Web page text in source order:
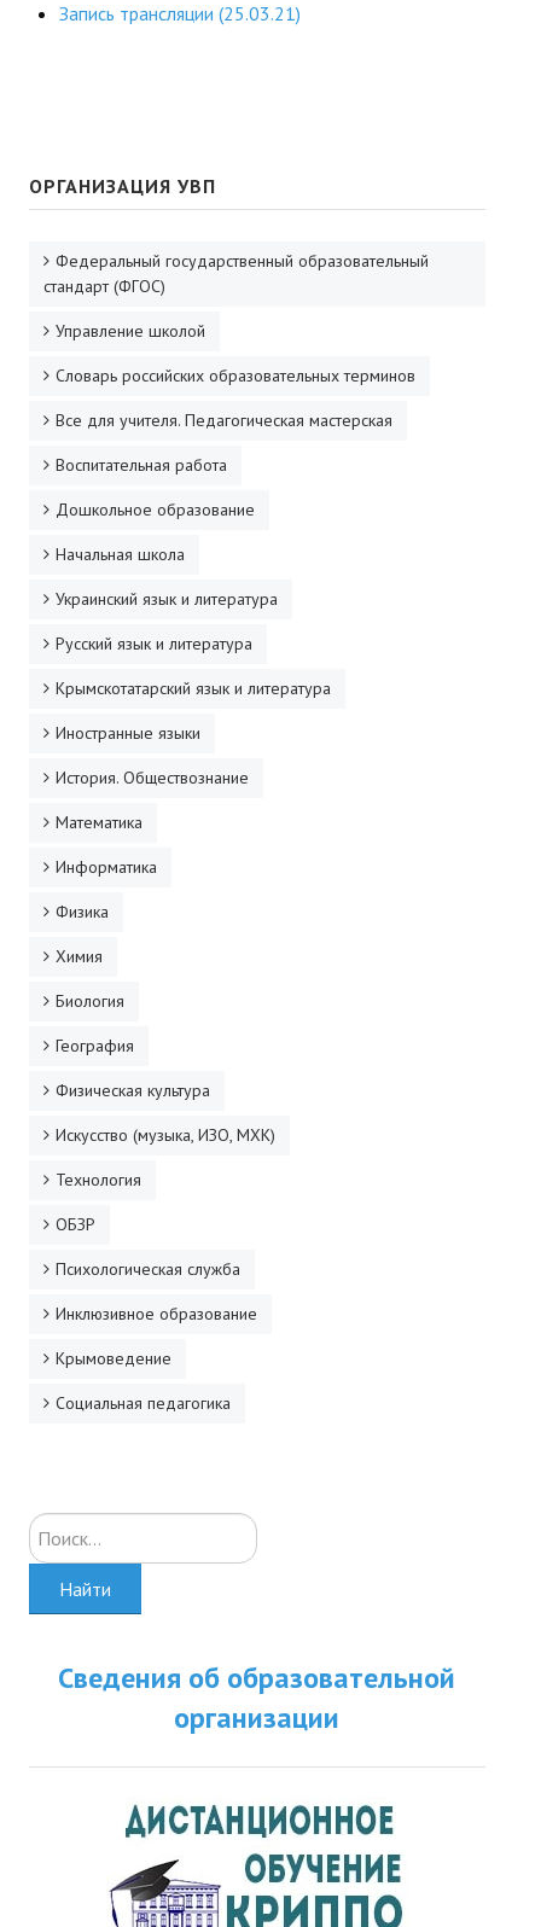
Запись трансляции (25.03.21)
ОРГАНИЗАЦИЯ УВП
Федеральный государственный образовательный
стандарт (ФГОС)
Управление школой
Словарь российских образовательных терминов
Все для учителя. Педагогическая мастерская
Воспитательная работа
Дошкольное образование
Начальная школа
Украинский язык и литература
Русский язык и литература
Крымскотатарский язык и литература
Иностранные языки
История. Обществознание
Математика
Информатика
Физика
Химия
Биология
География
Физическая культура
Искусство (музыка, ИЗО, МХК)
Технология
ОБЗР
Психологическая служба
Инклюзивное образование
Крымоведение
Социальная педагогика
Искать...
Найти
Сведения об образовательной
организации